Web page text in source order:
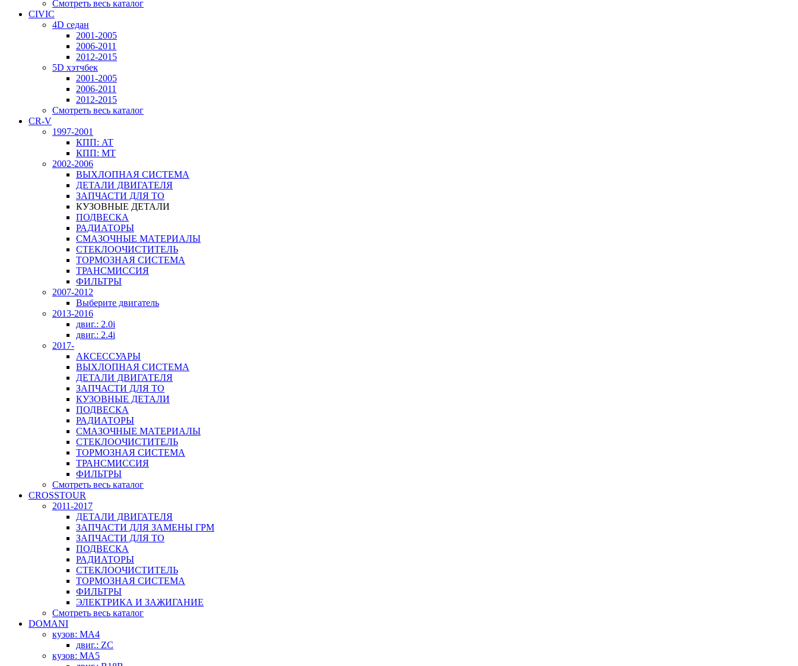
Смотреть весь каталог
CIVIC
4D седан
2001-2005
2006-2011
2012-2015
5D хэтчбек
2001-2005
2006-2011
2012-2015
Смотреть весь каталог
CR-V
1997-2001
КПП: AT
КПП: MT
2002-2006
ВЫХЛОПНАЯ СИСТЕМА
ДЕТАЛИ ДВИГАТЕЛЯ
ЗАПЧАСТИ ДЛЯ ТО
КУЗОВНЫЕ ДЕТАЛИ
ПОДВЕСКА
РАДИАТОРЫ
СМАЗОЧНЫЕ МАТЕРИАЛЫ
СТЕКЛООЧИСТИТЕЛЬ
ТОРМОЗНАЯ СИСТЕМА
ТРАНСМИССИЯ
ФИЛЬТРЫ
2007-2012
Выберите двигатель
2013-2016
двиг.: 2.0i
двиг.: 2.4i
2017-
АКСЕССУАРЫ
ВЫХЛОПНАЯ СИСТЕМА
ДЕТАЛИ ДВИГАТЕЛЯ
ЗАПЧАСТИ ДЛЯ ТО
КУЗОВНЫЕ ДЕТАЛИ
ПОДВЕСКА
РАДИАТОРЫ
СМАЗОЧНЫЕ МАТЕРИАЛЫ
СТЕКЛООЧИСТИТЕЛЬ
ТОРМОЗНАЯ СИСТЕМА
ТРАНСМИССИЯ
ФИЛЬТРЫ
Смотреть весь каталог
CROSSTOUR
2011-2017
ДЕТАЛИ ДВИГАТЕЛЯ
ЗАПЧАСТИ ДЛЯ ЗАМЕНЫ ГРМ
ЗАПЧАСТИ ДЛЯ ТО
ПОДВЕСКА
РАДИАТОРЫ
СТЕКЛООЧИСТИТЕЛЬ
ТОРМОЗНАЯ СИСТЕМА
ФИЛЬТРЫ
ЭЛЕКТРИКА И ЗАЖИГАНИЕ
Смотреть весь каталог
DOMANI
кузов: MA4
двиг.: ZC
кузов: MA5